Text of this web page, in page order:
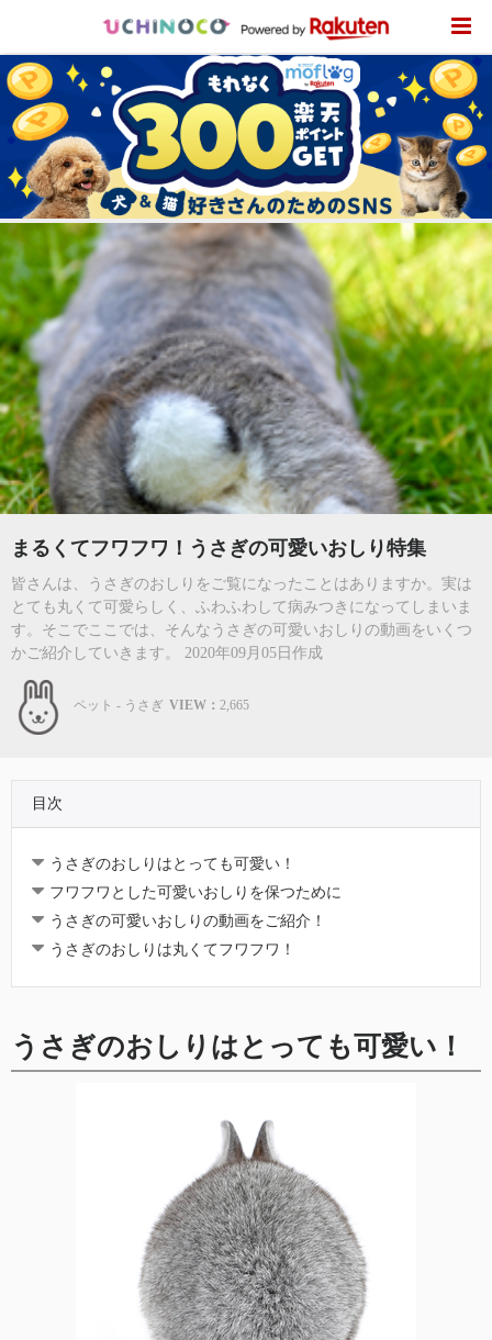
まるくてフワフワ！うさぎの可愛いおしり特集
皆さんは、うさぎのおしりをご覧になったことはありますか。実は
とても丸くて可愛らしく、ふわふわして病みつきになってしまいま
す。そこでここでは、そんなうさぎの可愛いおしりの動画をいくつ
かご紹介していきます。 2020年09月05日作成
ペット - うさぎ VIEW： 2,665
目次
うさぎのおしりはとっても可愛い！
フワフワとした可愛いおしりを保つために
うさぎの可愛いおしりの動画をご紹介！
うさぎのおしりは丸くてフワフワ！
うさぎのおしりはとっても可愛い！